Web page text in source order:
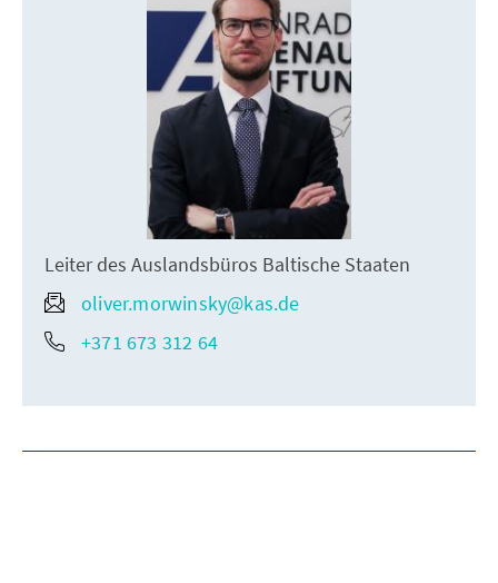
Leiter des Auslandsbüros Baltische Staaten
oliver.morwinsky@kas.de
+371 673 312 64